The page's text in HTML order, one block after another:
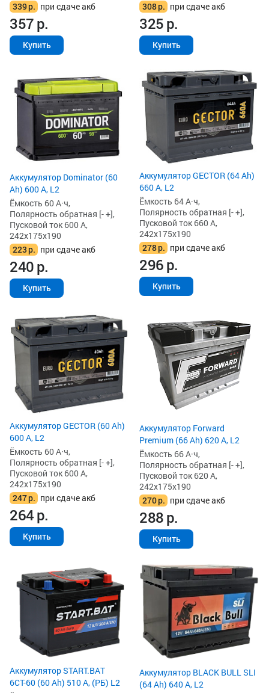
339р. при сдаче акб
357р.
Купить
308р. при сдаче акб
325р.
Купить
Аккумулятор Dominator (60
Ah) 600 А, L2
Ёмкость 60 А·ч,
Полярность обратная [- +],
Пусковой ток 600 А,
242x175x190
223р. при сдаче акб
240р.
Купить
Аккумулятор GECTOR (64 Ah)
660 А, L2
Ёмкость 64 А·ч,
Полярность обратная [- +],
Пусковой ток 660 А,
242x175x190
278р. при сдаче акб
296р.
Купить
Аккумулятор GECTOR (60 Ah)
600 А, L2
Ёмкость 60 А·ч,
Полярность обратная [- +],
Пусковой ток 600 А,
242x175x190
247р. при сдаче акб
264р.
Купить
Аккумулятор Forward
Premium (66 Ah) 620 А, L2
Ёмкость 66 А·ч,
Полярность обратная [- +],
Пусковой ток 620 А,
242x175x190
270р. при сдаче акб
288р.
Купить
Аккумулятор START.BAT
6СТ-60 (60 Ah) 510 А, (РБ) L2
Аккумулятор BLACK BULL SLI
(64 Ah) 640 А, L2